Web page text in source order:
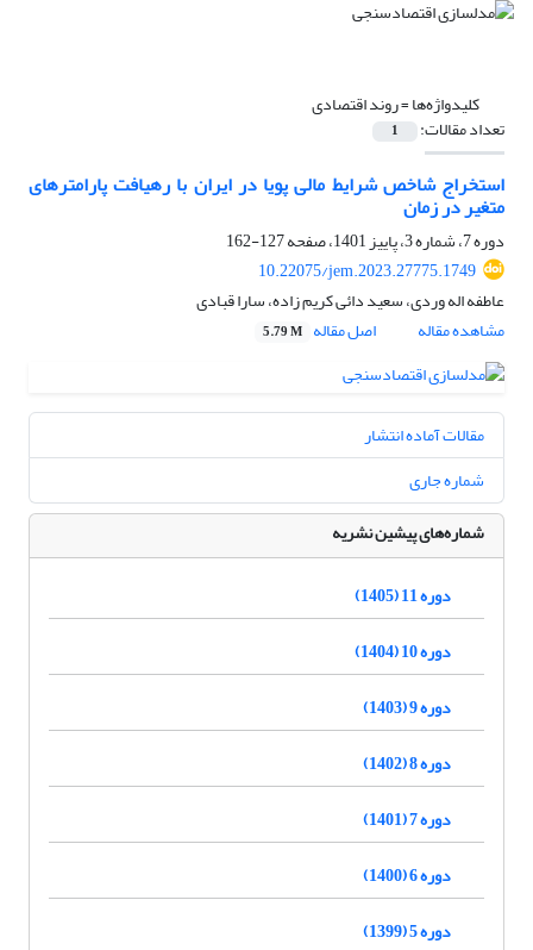
کلیدواژه‌ها =روند اقتصادی
تعداد مقالات: 1
استخراج شاخص شرایط مالی پویا در ایران با رهیافت پارامترهای
متغیر در زمان
دوره 7، شماره 3، پاییز 1401، صفحه
127-162
10.22075/jem.2023.27775.1749
عاطفه اله وردی، سعید دائی کریم زاده، سارا قبادی
مشاهده مقاله
اصل مقاله 5.79 M
مقالات آماده انتشار
شماره جاری
شماره‌های پیشین نشریه
دوره 11 (1405)
دوره 10 (1404)
دوره 9 (1403)
دوره 8 (1402)
دوره 7 (1401)
دوره 6 (1400)
دوره 5 (1399)